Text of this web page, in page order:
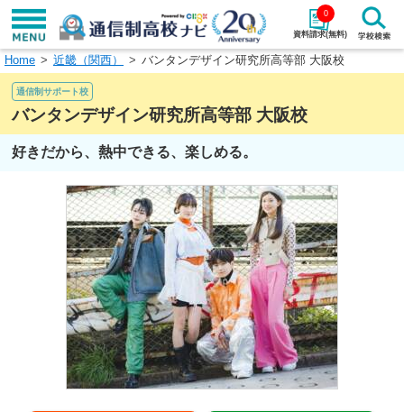
資料請求(無料)
0
学校名で探す
検索
エリアから探す
エリアを選択して探す
北海道・東北
北陸・甲信越
中国
九州・沖縄
Home 近畿（関西） バンタンデザイン研究所高等部 大阪校
通信制サポート校
バンタンデザイン研究所高等部 大阪校
好きだから、熱中できる、楽しめる。